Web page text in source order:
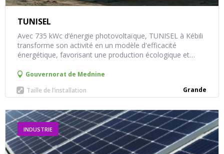
TUNISEL
Avec 735 kWc d’énergie photovoltaïque, TUNISEL à Kébili
transforme son activité en un modèle d'efficacité
énergétique, favorisant une production écologique et
Gouvernorat de Mednine
Taille de l’installation
Grande
INDUSTRIE